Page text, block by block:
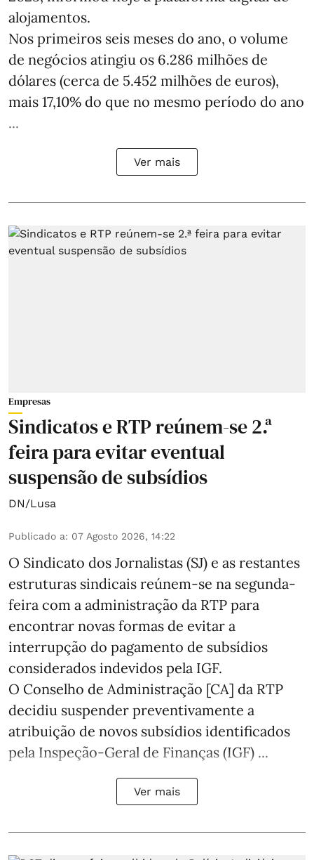
alojamentos.
Nos primeiros seis meses do ano, o volume
de negócios atingiu os 6.286 milhões de
dólares (cerca de 5.452 milhões de euros),
mais 17,10% do que no mesmo período do ano
...
Ver mais
Empresas
Sindicatos e RTP reúnem-se 2.ª
feira para evitar eventual
suspensão de subsídios
DN/Lusa
Publicado a: 07 Agosto 2026, 14:22
O Sindicato dos Jornalistas (SJ) e as restantes
estruturas sindicais reúnem-se na segunda-
feira com a administração da RTP para
encontrar novas formas de evitar a
interrupção do pagamento de subsídios
considerados indevidos pela IGF.
O Conselho de Administração [CA] da RTP
decidiu suspender preventivamente a
atribuição de novos subsídios identificados
pela Inspeção-Geral de Finanças (IGF) ...
Ver mais